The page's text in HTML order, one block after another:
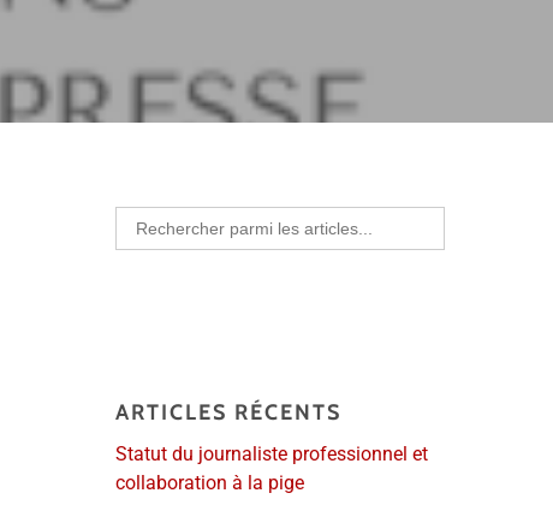
Search
for:
ARTICLES RÉCENTS
Statut du journaliste professionnel et
collaboration à la pige